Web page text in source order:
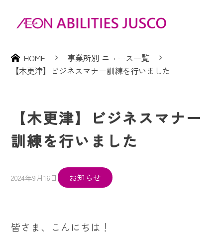
HOME
事業所別 ニュース一覧
【木更津】ビジネスマナー訓練を行いました
【木更津】ビジネスマナー
訓練を行いました
2024年9月16日 お知らせ
皆さま、こんにちは！